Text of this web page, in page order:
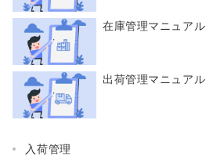
在庫管理マニュアル
出荷管理マニュアル
入荷管理